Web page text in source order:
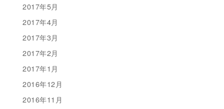
2017年5月
2017年4月
2017年3月
2017年2月
2017年1月
2016年12月
2016年11月